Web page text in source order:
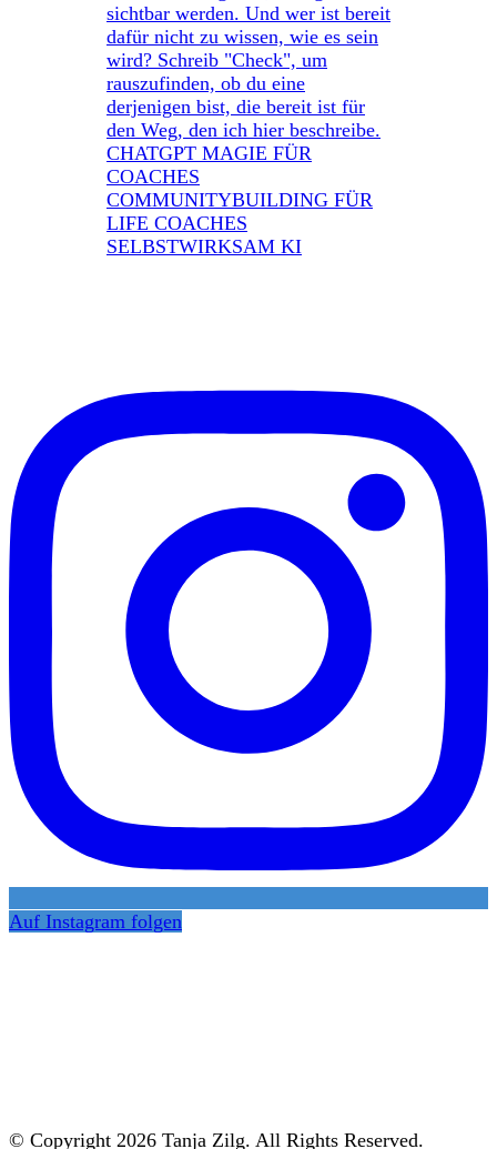
Auf Instagram folgen
© Copyright 2026 Tanja Zilg. All Rights Reserved.